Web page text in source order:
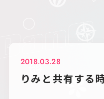
2018.03.28
りみと共有する